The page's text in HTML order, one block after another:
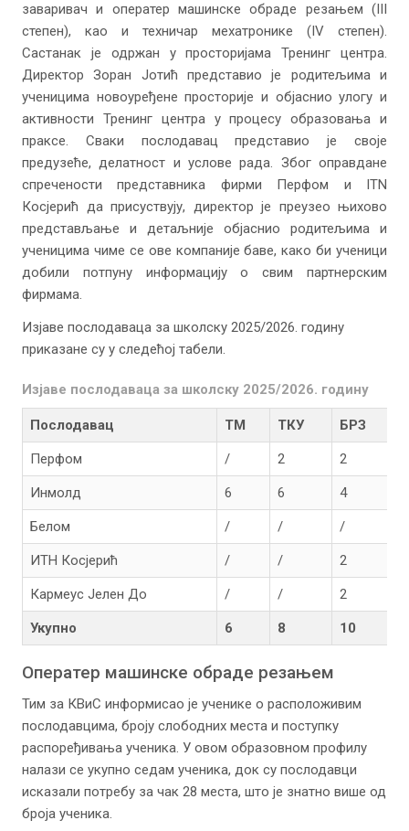
заваривач и оператер машинске обраде резањем (III
степен), као и техничар мехатронике (IV степен).
Састанак је одржан у просторијама Тренинг центра.
Директор Зоран Јотић представио је родитељима и
ученицима новоуређене просторије и објаснио улогу и
активности Тренинг центра у процесу образовања и
праксе. Сваки послодавац представио је своје
предузеће, делатност и услове рада. Због оправдане
спречености представника фирми Перфом и ITN
Косјерић да присуствују, директор је преузео њихово
представљање и детаљније објаснио родитељима и
ученицима чиме се ове компаније баве, како би ученици
добили потпуну информацију о свим партнерским
фирмама.
Изјаве послодаваца за школску 2025/2026. годину
приказане су у следећој табели.
Изјаве послодаваца за школску 2025/2026. годину
Послодавац ТМ ТКУ БРЗ
Перфом / 2 2
Инмолд 6 6 4
Белом / / /
ИТН Косјерић / / 2
Кармеус Јелен До / / 2
Укупно 6 8 10
Оператер машинске обраде резањем
Тим за КВиС информисао је ученике о расположивим
послодавцима, броју слободних места и поступку
распоређивања ученика. У овом образовном профилу
налази се укупно седам ученика, док су послодавци
исказали потребу за чак 28 места, што је знатно више од
броја ученика.